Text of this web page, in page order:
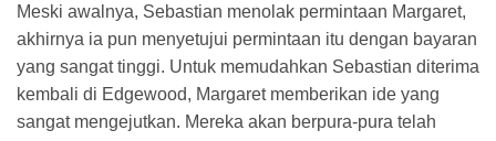
Meski awalnya, Sebastian menolak permintaan Margaret,
akhirnya ia pun menyetujui permintaan itu dengan bayaran
yang sangat tinggi. Untuk memudahkan Sebastian diterima
kembali di Edgewood, Margaret memberikan ide yang
sangat mengejutkan. Mereka akan berpura-pura telah